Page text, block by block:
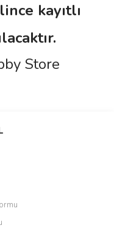
kayıtlı
Store
yapın!